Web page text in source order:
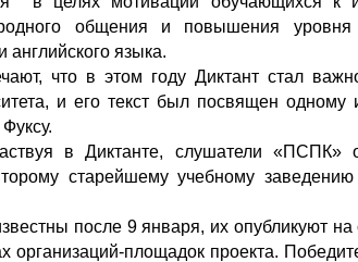
общения и повышения
языка.
что в этом году Диктант стал
и его текст был посвящен
в Диктанте, слушатели «ПСПК»
старейшему учебному
после 9 января, их опубликуют
организаций-площадок проекта.